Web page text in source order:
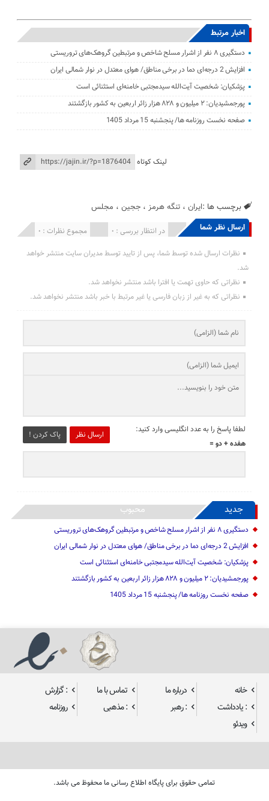
اخبار مرتبط
دستگیری ۸ نفر از اشرار مسلح شاخص و مرتبطین گروهک‌های تروریستی
افزایش 2 درجه‌ای دما در برخی مناطق/ هوای معتدل در نوار شمالی ایران
پزشکیان: شخصیت آیت‌الله سیدمجتبی خامنه‌ای استثنائی است
پورجمشیدیان: ۲ میلیون و ۸۲۸ هزار زائر اربعین به کشور بازگشتند
صفحه نخست روزنامه ها/ پنجشنبه 15 مرداد 1405
لینک کوتاه
برچسب ها :ایران ،تنگه هرمز ،ججین ، مجلس
ارسال نظر شما مجموع نظرات : 0 در انتظار بررسی : 0 انتشار یافته : 0
نظرات ارسال شده توسط شما، پس از تایید توسط مدیران سایت منتشر خواهد
شد.
نظراتی که حاوی تهمت یا افترا باشد منتشر نخواهد شد.
نظراتی که به غیر از زبان فارسی یا غیر مرتبط با خبر باشد منتشر نخواهد شد.
ارسال نظر پاک کردن !
لطفا پاسخ را به عدد انگلیسی وارد کنید:
هفده + دو =
جدید محبوب
دستگیری ۸ نفر از اشرار مسلح شاخص و مرتبطین گروهک‌های تروریستی
افزایش 2 درجه‌ای دما در برخی مناطق/ هوای معتدل در نوار شمالی ایران
پزشکیان: شخصیت آیت‌الله سیدمجتبی خامنه‌ای استثنائی است
پورجمشیدیان: ۲ میلیون و ۸۲۸ هزار زائر اربعین به کشور بازگشتند
صفحه نخست روزنامه ها/ پنجشنبه 15 مرداد 1405
خانه درباره ما تماس با ما
: گزارش
: یادداشت
: رهبر : مذهبی
روزنامه
ویدئو
تمامی حقوق برای پایگاه اطلاع رسانی ما محفوظ می باشد.